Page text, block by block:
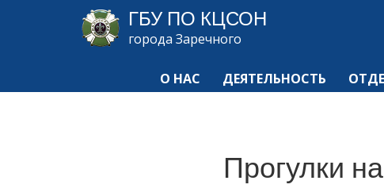
ГБУ ПО КЦСОН
города Заречного
О НАС ДЕЯТЕЛЬНОСТЬ
Прогулки